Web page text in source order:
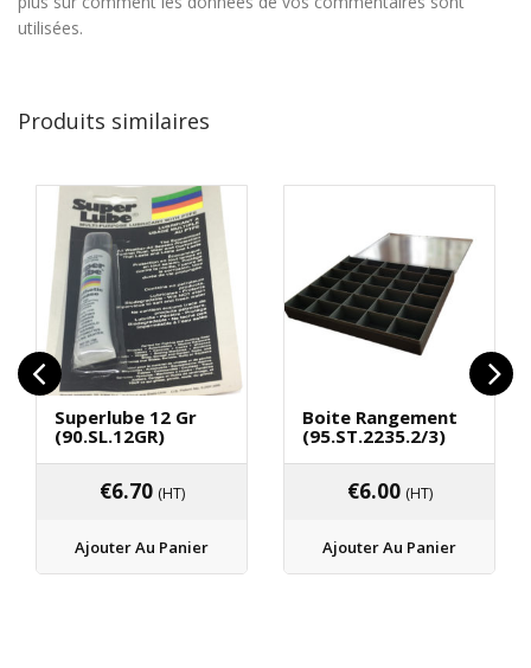
utilisées.
Produits similaires
Superlube 12 Gr
(90.SL.12GR)
€6.70 (HT)
Ajouter Au Panier
Boite Rangement
(95.ST.2235.2/3)
€6.00 (HT)
Ajouter Au Panier